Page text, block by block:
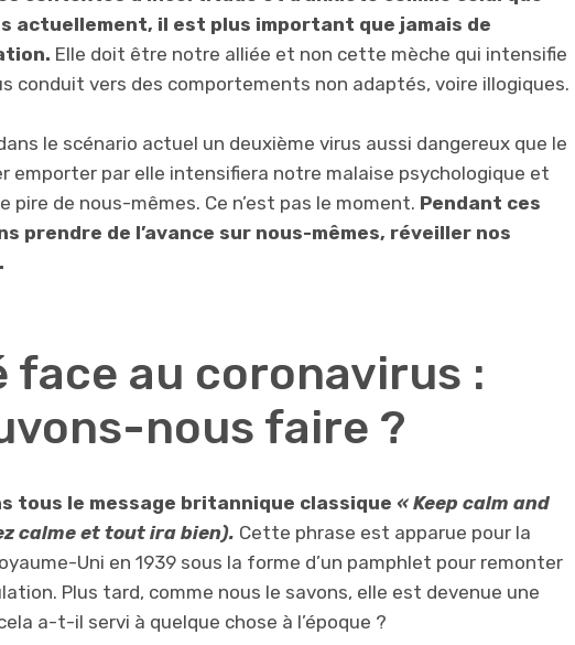
actuellement, il est plus important que jamais de
Elle doit être notre alliée et non cette mèche qui intensifie
conduit vers des comportements non adaptés, voire illogiques.
le scénario actuel un deuxième virus aussi dangereux que le
emporter par elle intensifiera notre malaise psychologique et
pire de nous-mêmes. Ce n’est pas le moment. Pendant ces
prendre de l’avance sur nous-mêmes, réveiller nos
face au coronavirus :
nous faire ?
tous le message britannique classique « Keep calm and
calme et tout ira bien). Cette phrase est apparue pour la
Uni en 1939 sous la forme d’un pamphlet pour remonter
Plus tard, comme nous le savons, elle est devenue une
a-t-il servi à quelque chose à l’époque ?